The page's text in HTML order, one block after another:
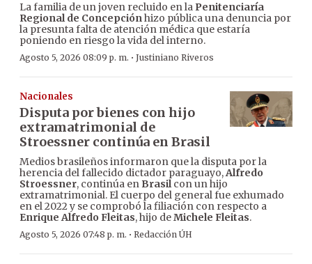
La familia de un joven recluido en la Penitenciaría
Regional de Concepciónhizo pública una denuncia por
la presunta falta de atención médica que estaría
poniendo en riesgo la vida del interno.
Agosto 5, 2026 08:09 p. m. · Justiniano Riveros
Nacionales
Disputa por bienes con hijo
extramatrimonial de
Stroessner continúa en Brasil
Medios brasileños informaron que la disputa por la
herencia del fallecido dictador paraguayo,Alfredo
Stroessner, continúa en Brasilcon un hijo
extramatrimonial. El cuerpo del general fue exhumado
en el 2022 y se comprobó la filiación con respecto a
Enrique Alfredo Fleitas, hijo deMichele Fleitas.
Agosto 5, 2026 07:48 p. m. · Redacción ÚH